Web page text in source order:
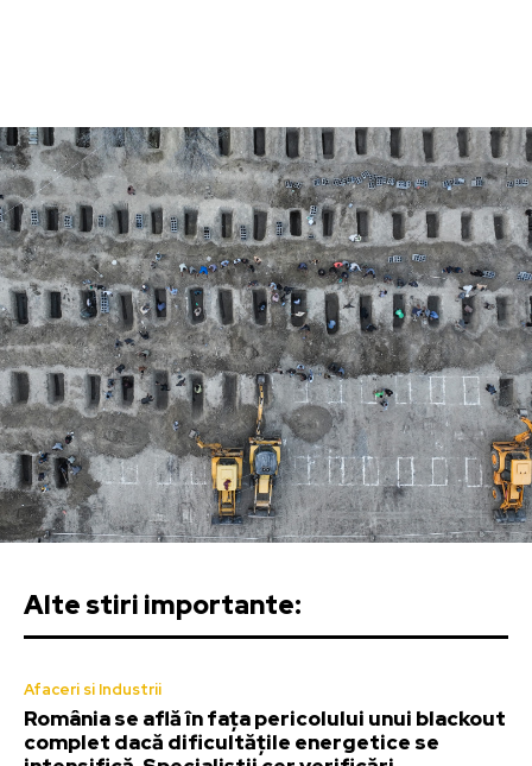
Alte stiri importante:
Afaceri si Industrii
România se află în fața pericolului unui blackout
complet dacă dificultățile energetice se